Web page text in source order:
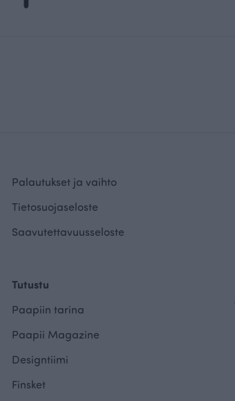
Palautukset ja vaihto
Tietosuojaseloste
Saavutettavuusseloste
Tutustu
Paapiin tarina
Paapii Magazine
Designtiimi
Finsket